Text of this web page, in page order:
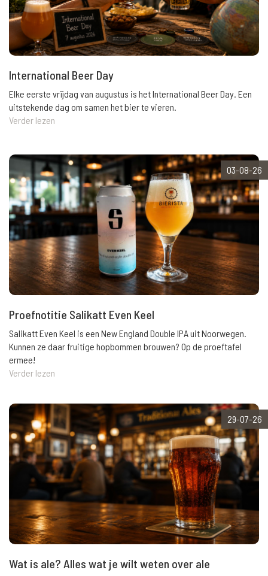
International Beer Day
Elke eerste vrijdag van augustus is het International Beer Day. Een
uitstekende dag om samen het bier te vieren.
Verder lezen
03-08-26
Proefnotitie Salikatt Even Keel
Salikatt Even Keel is een New England Double IPA uit Noorwegen.
Kunnen ze daar fruitige hopbommen brouwen? Op de proeftafel
ermee!
Verder lezen
29-07-26
Wat is ale? Alles wat je wilt weten over ale